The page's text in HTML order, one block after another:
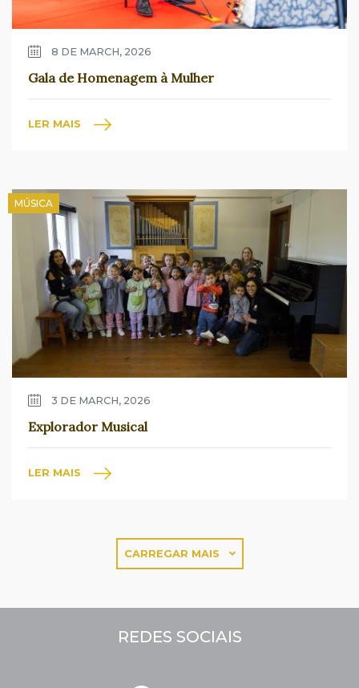
8 DE MARCH, 2026
Gala de Homenagem à Mulher
LER MAIS
MÚSICA
3 DE MARCH, 2026
Explorador Musical
LER MAIS
CARREGAR MAIS
REDES SOCIAIS